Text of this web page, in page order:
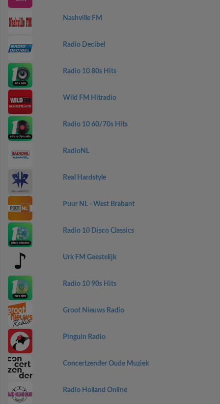
Nashville FM
Radio Decibel
Radio 10 80s Hits
Wild FM Hitradio
Radio 10 60/70s Hits
RadioNL
Real Hardstyle
Puur NL - West Brabant
Radio 10 Disco Classics
Urk FM Geestelijk
Radio 10 90s Hits
Groot Nieuws Radio
Pinguin Radio
Concertzender Oude Muziek
Radio Holland Online